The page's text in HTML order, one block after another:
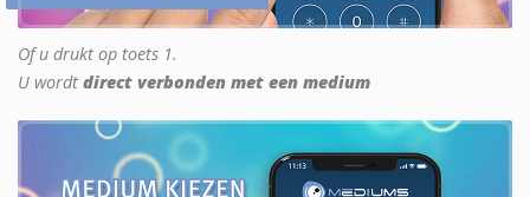
Of u drukt op toets 1.
U wordt direct verbonden met een medium